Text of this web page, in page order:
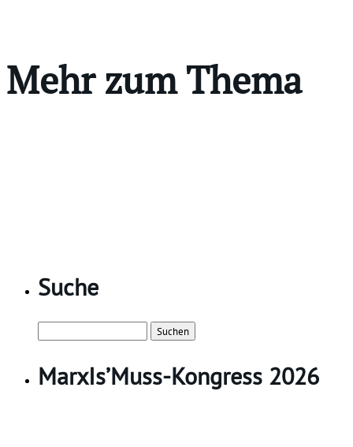
Mehr zum Thema
Suche
nach:
MarxIs’Muss-Kongress 2026